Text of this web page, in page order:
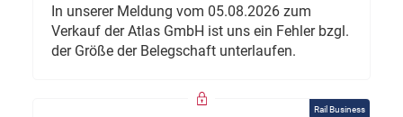
In unserer Meldung vom 05.08.2026 zum
Verkauf der Atlas GmbH ist uns ein Fehler bzgl.
der Größe der Belegschaft unterlaufen.
Rail Business